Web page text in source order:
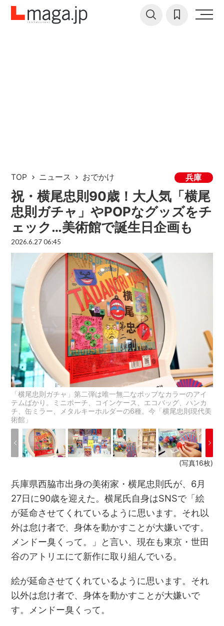
TOP ニュース おでかけ 兵庫
祝・横尾忠則90歳！大人気「横尾
忠則ガチャ」やPOPなグッズをチ
ェック…美術館で誕生日企画も
2026.6.27 06:45
「横尾忠則ガチャ」第二弾は唯一無二なポップなカラーのアイ
テムばかり。ミニポーチ、コインケース、エコバッグ、ハンカ
チ、缶ミラー、メタルキーホルダーの6種。今「横尾忠則現代美
術館」
(写真16枚)
兵庫県西脇市出身の美術家・横尾忠則氏が、6月
27日に90歳を迎えた。横尾氏自身はSNSで「絵
が延命させてくれているように思います。それ以
外は怠け者で、身体を動かすことが大嫌いです。
メンドー臭くって。」と言い、現在も東京・世田
谷のアトリエにて新作に取り組んでいる。
絵が延命させてくれているように思います。それ
以外は怠け者で、身体を動かすことが大嫌いで
す。メンドー臭くって。